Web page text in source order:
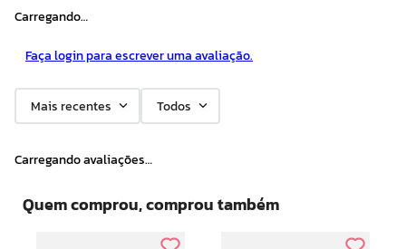
Carregando…
Faça login para escrever uma avaliação.
Mais recentes Todos
Carregando avaliações…
Quem comprou, comprou também